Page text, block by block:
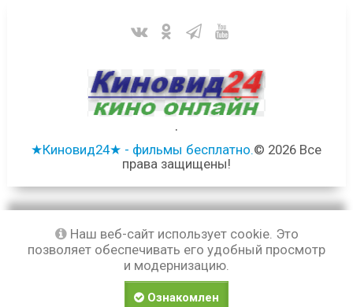
.
★Киновид24★ - фильмы бесплатно.© 2026 Все
права защищены!
Наш веб-сайт использует cookie. Это
позволяет обеспечивать его удобный просмотр
и модернизацию.
Ознакомлен